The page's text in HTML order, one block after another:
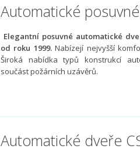
Automatické
Elegantní posuvné automatické
od roku 1999. Nabízejí nejvyšší
Široká nabídka typů konstrukcí
součást požárních uzávěrů.
Automatické dveře